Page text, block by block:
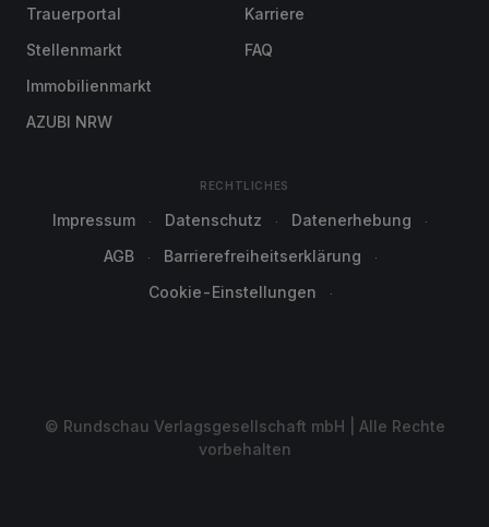
Trauerportal
Stellenmarkt
Immobilienmarkt
AZUBI NRW
Karriere
FAQ
RECHTLICHES
Impressum Datenschutz
Datenerhebung
AGB
Barrierefreiheitserklärung
Cookie-Einstellungen
© Rundschau Verlagsgesellschaft mbH | Alle Rechte
vorbehalten